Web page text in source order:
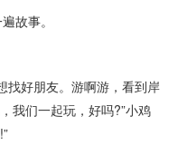
故事。
好朋友。游啊游，看到岸
我们一起玩，好吗?”小鸡